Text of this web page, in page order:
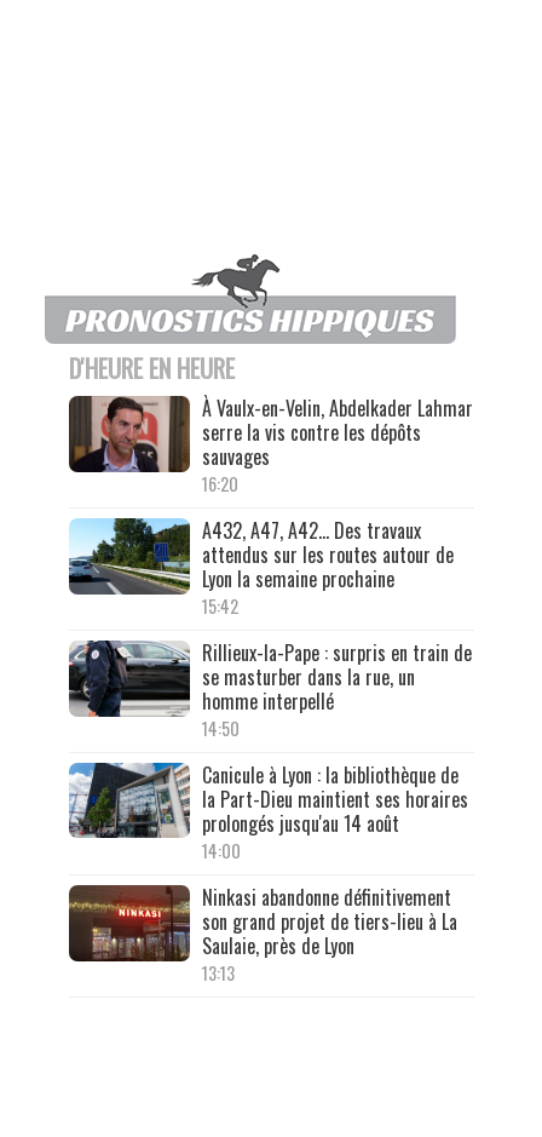
D'HEURE EN HEURE
À Vaulx-en-Velin, Abdelkader Lahmar
serre la vis contre les dépôts
sauvages
16:20
A432, A47, A42… Des travaux
attendus sur les routes autour de
Lyon la semaine prochaine
15:42
Rillieux-la-Pape : surpris en train de
se masturber dans la rue, un
homme interpellé
14:50
Canicule à Lyon : la bibliothèque de
la Part-Dieu maintient ses horaires
prolongés jusqu'au 14 août
14:00
Ninkasi abandonne définitivement
son grand projet de tiers-lieu à La
Saulaie, près de Lyon
13:13